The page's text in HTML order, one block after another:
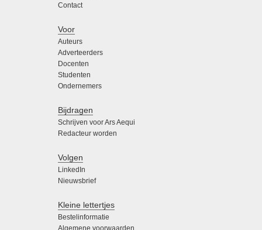
Contact
Voor
Auteurs
Adverteerders
Docenten
Studenten
Ondernemers
Bijdragen
Schrijven voor Ars Aequi
Redacteur worden
Volgen
LinkedIn
Nieuwsbrief
Kleine lettertjes
Bestelinformatie